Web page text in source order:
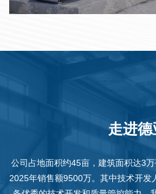
走进德
公司占地面积约45亩，建筑面积达3
2025年销售额9500万。其中技术开发